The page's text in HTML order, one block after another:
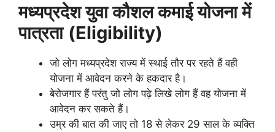
मध्यप्रदेश युवा कौशल कमाई योजना में
पात्रता (Eligibility)
जो लोग मध्यप्रदेश राज्य में स्थाई तौर पर रहते हैं वही
योजना में आवेदन करने के हकदार है।
बेरोजगार हैं परंतु जो लोग पढ़े लिखे लोग हैं वह योजना में
आवेदन कर सकते हैं।
उम्र की बात की जाए तो 18 से लेकर 29 साल के व्यक्ति